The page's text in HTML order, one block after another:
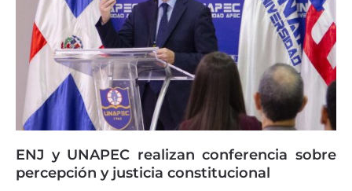
ENJ y UNAPEC realizan conferencia sobre
percepción y justicia constitucional